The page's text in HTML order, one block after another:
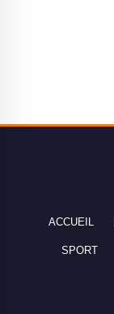
ACCUEIL
SPORT